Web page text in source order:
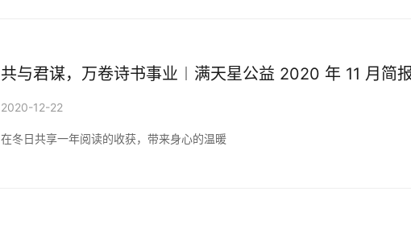
共与君谋，万卷诗书事业︱满天星公益 2020 年 11 月简
2020-12-22
在冬日共享一年阅读的收获，带来身心的温暖